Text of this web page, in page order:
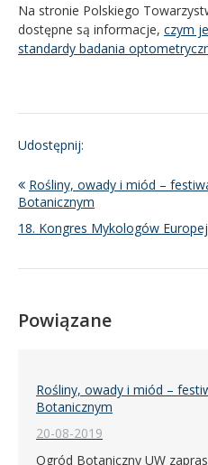
Na stronie Polskiego
dostępne są informacje, czym
standardy badania
Udostępnij:
Rośliny, owady i miód –
Botanicznym
18. Kongres Mykologów
Powiązane
Rośliny, owady i miód –
Botanicznym
20-08-2019
Ogród Botaniczny UW